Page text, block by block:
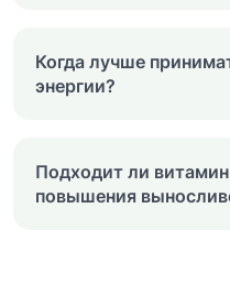
Когда лучше
энергии?
Подходит ли
повышения